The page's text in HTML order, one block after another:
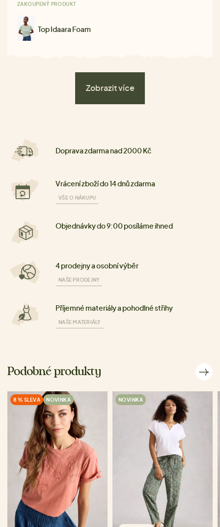
ZAKOUPENÝ PRODUKT
Top Idaara Foam
Zobrazit více
Doprava zdarma nad 2000 Kč
Vrácení zboží do 14 dnů zdarma
VŠE O NÁKUPU
Objednávky do 9:00 posíláme ihned
4 prodejny a osobní výběr
NAŠE PRODEJNY
Příjemné materiály a pohodlné střihy
NAŠE MATERIÁLY
Podobné produkty
8 % SLEVA NOVINKA NOVINKA